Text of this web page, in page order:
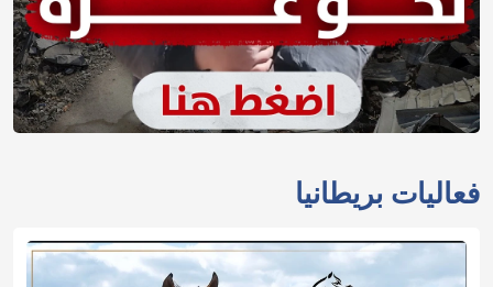
فعاليات بريطانيا